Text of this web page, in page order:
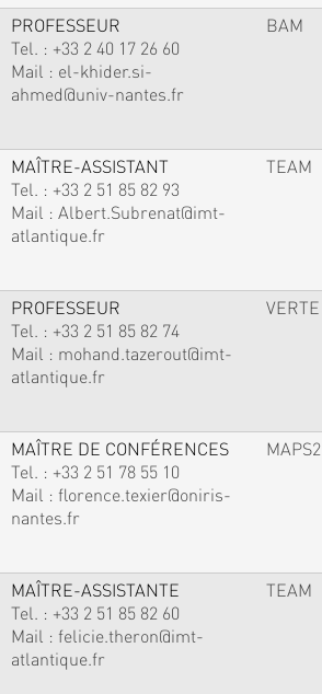
PROFESSEUR
Tel. : +33 2 40 17 26 60
Mail : el-khider.si-
ahmed@univ-nantes.fr
BAM
MAÎTRE-ASSISTANT
Tel. : +33 2 51 85 82 93
Mail : Albert.Subrenat@imt-
atlantique.fr
TEAM
PROFESSEUR
Tel. : +33 2 51 85 82 74
Mail : mohand.tazerout@imt-
atlantique.fr
VERTE
MAÎTRE DE CONFÉRENCES
Tel. : +33 2 51 78 55 10
Mail : florence.texier@oniris-
nantes.fr
MAPS2
MAÎTRE-ASSISTANTE
Tel. : +33 2 51 85 82 60
Mail : felicie.theron@imt-
atlantique.fr
TEAM